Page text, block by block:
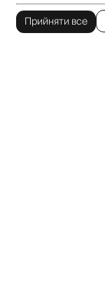
Прийняти все